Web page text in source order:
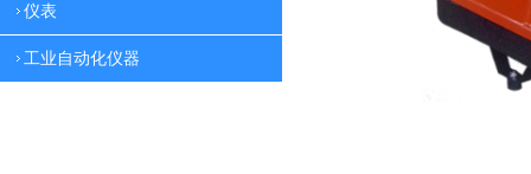
仪表
工业自动化仪器